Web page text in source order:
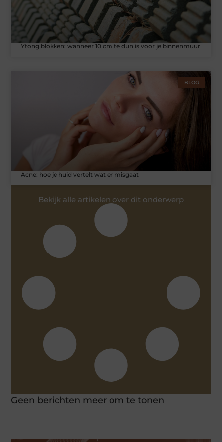
Ytong blokken: wanneer 10 cm te dun is voor je binnenmuur
BLOG
Acne: hoe je huid vertelt wat er misgaat
Bekijk alle artikelen over dit onderwerp
Geen berichten meer om te tonen